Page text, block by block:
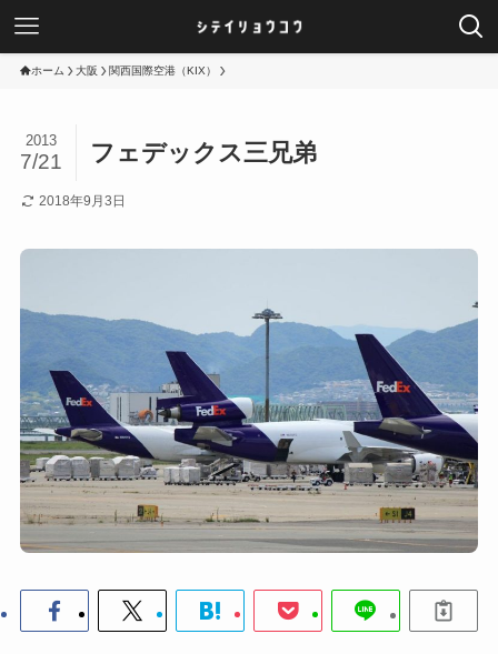
ホーム 大阪 関西国際空港（KIX）
フェデックス三兄弟
2013
7/21
2018年9月3日